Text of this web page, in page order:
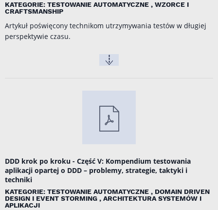
KATEGORIE: TESTOWANIE AUTOMATYCZNE , WZORCE I
CRAFTSMANSHIP
Artykuł poświęcony technikom utrzymywania testów w długiej
perspektywie czasu.
DDD krok po kroku - Część V: Kompendium testowania
aplikacji opartej o DDD – problemy, strategie, taktyki i
techniki
KATEGORIE: TESTOWANIE AUTOMATYCZNE , DOMAIN DRIVEN
DESIGN I EVENT STORMING , ARCHITEKTURA SYSTEMÓW I
APLIKACJI